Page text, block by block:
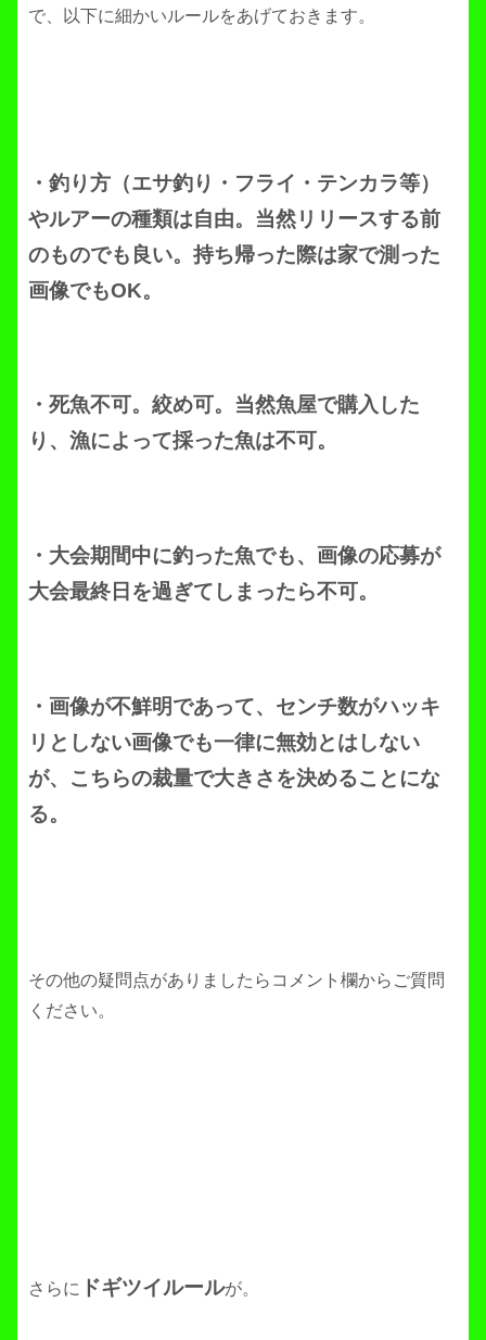
で、以下に細かいルールをあげておきます。
・釣り方（エサ釣り・フライ・テンカラ等）
やルアーの種類は自由。当然リリースする前
のものでも良い。持ち帰った際は家で測った
画像でもOK。
・死魚不可。絞め可。当然魚屋で購入した
り、漁によって採った魚は不可。
・大会期間中に釣った魚でも、画像の応募が
大会最終日を過ぎてしまったら不可。
・画像が不鮮明であって、センチ数がハッキ
リとしない画像でも一律に無効とはしない
が、こちらの裁量で大きさを決めることにな
る。
その他の疑問点がありましたらコメント欄からご質問
ください。
さらに ドギツイルールが。